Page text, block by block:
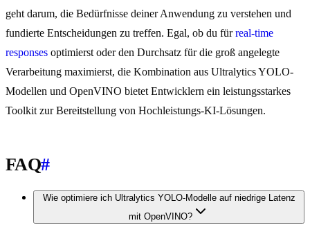
geht darum, die Bedürfnisse deiner Anwendung zu verstehen und
fundierte Entscheidungen zu treffen. Egal, ob du fürreal-time
responses optimierst oder den Durchsatz für die groß angelegte
Verarbeitung maximierst, die Kombination aus Ultralytics YOLO-
Modellen und OpenVINO bietet Entwicklern ein leistungsstarkes
Toolkit zur Bereitstellung von Hochleistungs-KI-Lösungen.
FAQ#
Wie optimiere ich Ultralytics YOLO-Modelle auf niedrige Latenz
mit OpenVINO?